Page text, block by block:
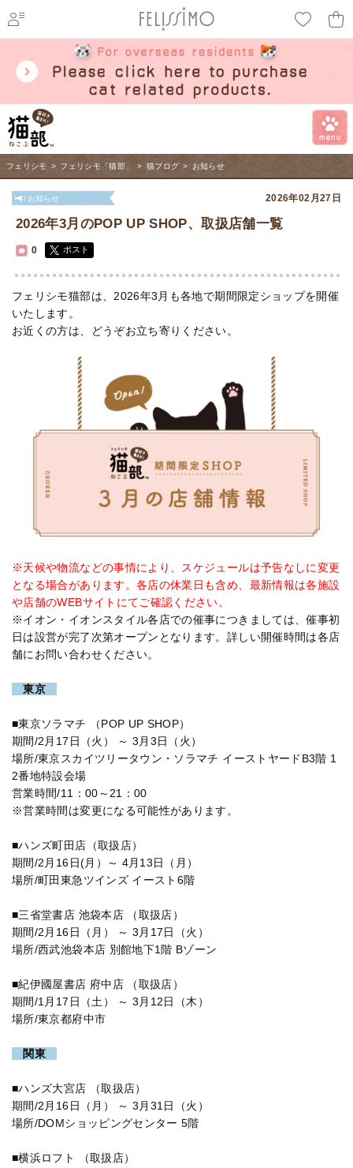
フェリシモ > フェリシモ「猫部」 > 猫ブログ > お知らせ
お知らせ 2026年02月27日
2026年3月のPOP UP SHOP、取扱店舗一覧
0 ポスト
フェリシモ猫部は、2026年3月も各地で期間限定ショップを開催
いたします。
お近くの方は、どうぞお立ち寄りください。
※天候や物流などの事情により、スケジュールは予告なしに変更
となる場合があります。各店の休業日も含め、最新情報は各施設
や店舗のWEBサイトにてご確認ください。
※イオン・イオンスタイル各店での催事につきましては、催事初
日は設営が完了次第オープンとなります。詳しい開催時間は各店
舗にお問い合わせください。
東京
■東京ソラマチ （POP UP SHOP）
期間/2月17日（火） ～ 3月3日（火）
場所/東京スカイツリータウン・ソラマチ イーストヤードB3階 1
2番地特設会場
営業時間/11：00～21：00
※営業時間は変更になる可能性があります。
■ハンズ町田店（取扱店）
期間/2月16日(月）～ 4月13日（月）
場所/町田東急ツインズ イースト6階
■三省堂書店 池袋本店 （取扱店）
期間/2月16日（月） ～ 3月17日（火）
場所/西武池袋本店 別館地下1階 Bゾーン
■紀伊國屋書店 府中店 （取扱店）
期間/1月17日（土） ～ 3月12日（木）
場所/東京都府中市
関東
■ハンズ大宮店 （取扱店）
期間/2月16日（月） ～ 3月31日（火）
場所/DOMショッピングセンター 5階
■横浜ロフト （取扱店）